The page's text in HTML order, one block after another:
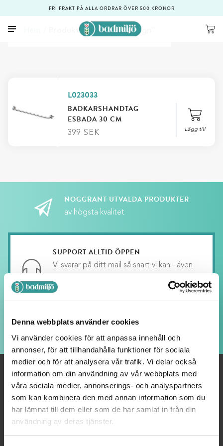
Denna webbplats använder cookies
Vi använder cookies för att anpassa innehåll och
annonser, för att tillhandahålla funktioner för sociala
medier och för att analysera vår trafik. Vi delar också
information om din användning av vår webbplats med
våra sociala medier, annonserings- och analyspartners
som kan kombinera den med annan information som du
har lämnat till dem eller som de har samlat in från din
användning av deras tjänster.
FRI FRAKT PÅ ALLA ORDRAR ÖVER 500 KRONOR
/ Produkter märkta ”Design”
L023033
BADKARSHANDTAG
ESBADA 30 CM
399 SEK Lägg till
NOGGRANT UTVALDA PRODUKTER
av högsta kvalitet
SUPPORT ALLTID ÖPPEN
Vi svarar på ditt mail så snart vi kan - även
kvällar och helger, fast med längre svarstid.
LOJALITETSBONUS
Upp till 20% rabatt för medlemmar
OM OSS
Välkommen till Badmiljö! Här hittar du Badrumstillbehör och